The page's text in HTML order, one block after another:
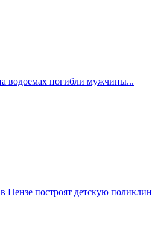
водоемах погибли мужчины...
Пензе построят детскую